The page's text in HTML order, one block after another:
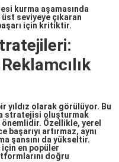
kurma aşamasında
seviyeye çıkaran
için kritiktir.
yıldız olarak görülüyor. Bu
stratejisi oluşturmak
Özellikle, yerel
artırmaz, aynı
şansını da yükseltir.
en popüler
doğru